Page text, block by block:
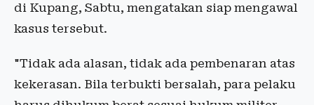
di Kupang, Sabtu, mengatakan siap mengawal
kasus tersebut.
"Tidak ada alasan, tidak ada pembenaran atas
kekerasan. Bila terbukti bersalah, para pelaku